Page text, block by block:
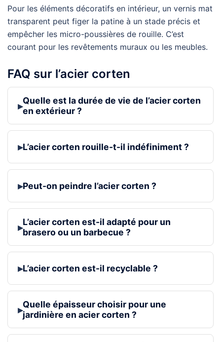
Pour les éléments décoratifs en intérieur, un vernis mat
transparent peut figer la patine à un stade précis et
empêcher les micro-poussières de rouille. C’est
courant pour les revêtements muraux ou les meubles.
FAQ sur l’acier corten
▸Quelle est la durée de vie de l’acier corten
en extérieur ?
▸L’acier corten rouille-t-il indéfiniment ?
▸Peut-on peindre l’acier corten ?
▸L’acier corten est-il adapté pour un
brasero ou un barbecue ?
▸L’acier corten est-il recyclable ?
▸Quelle épaisseur choisir pour une
jardinière en acier corten ?